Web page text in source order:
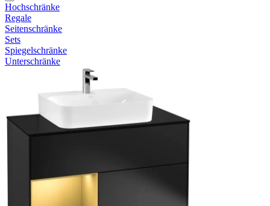
Hochschränke
Regale
Seitenschränke
Sets
Spiegelschränke
Unterschränke